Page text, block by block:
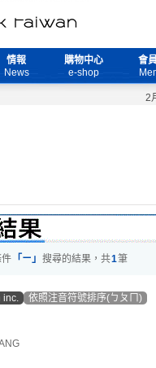
情報
News
購物中心
e-shop
會
2
件 「ㄧ」 搜尋的結果，共1筆
inc. 依照注音符號排序(ㄅㄆㄇ)